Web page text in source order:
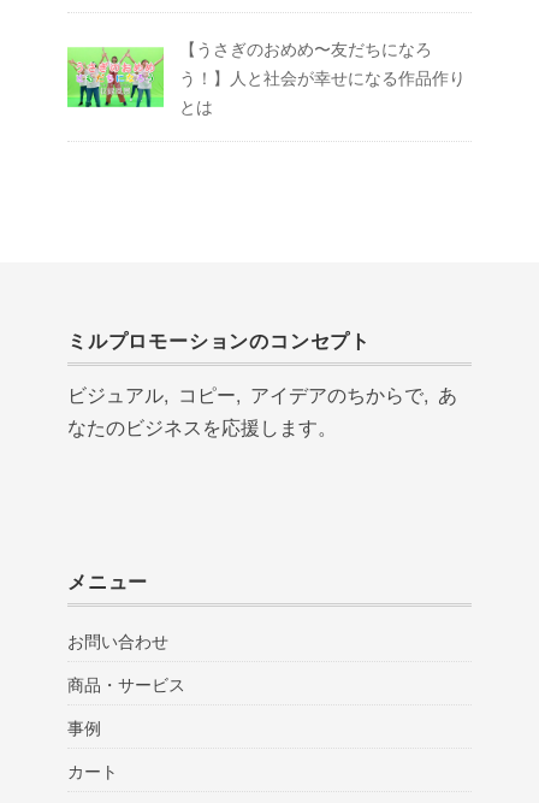
【うさぎのおめめ〜友だちになろ
う！】人と社会が幸せになる作品作り
とは
ミルプロモーションのコンセプト
ビジュアル, コピー, アイデアのちからで, あ
なたのビジネスを応援します。
メニュー
お問い合わせ
商品・サービス
事例
カート